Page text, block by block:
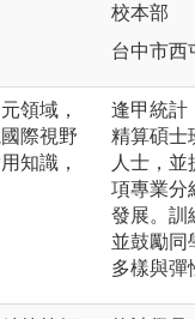
校本部
台中市西
領域，
際視野
知識，
逢甲統計
精算碩士
人士，
項專業分
發展。訓
並鼓勵同
多樣與彈